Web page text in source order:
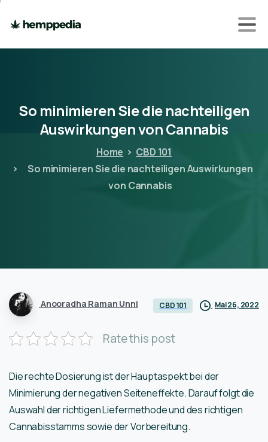
So minimierenSiedienachteiligen
AuswirkungenvonCannabis
Home
CBD 101
So minimieren Sie die nachteiligen Auswirkungen
von Cannabis
Anooradha Raman Unni CBD 101 Mai 26, 2022
Rate this post
Die rechte Dosierung ist der Hauptaspekt bei der
Minimierung der negativen Seiteneffekte. Darauf folgt die
Auswahl der richtigen Liefermethode und des richtigen
Cannabisstamms sowie der Vorbereitung.